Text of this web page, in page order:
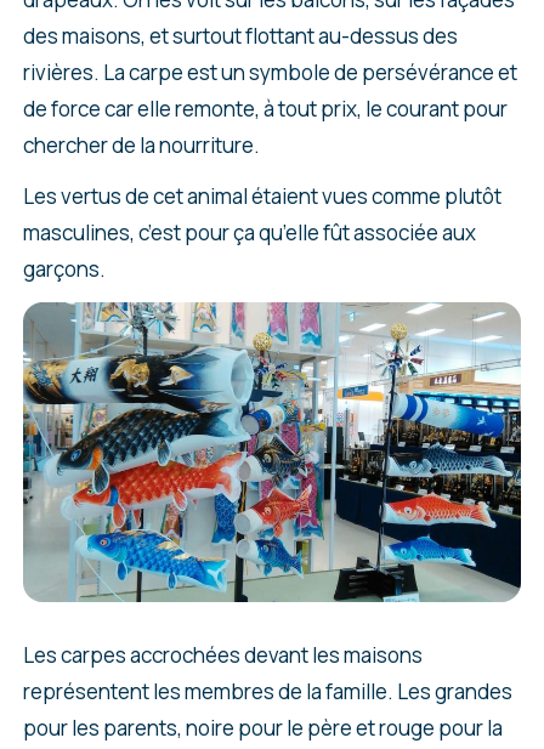
des maisons, et surtout flottant au-dessus des
rivières. La carpe est un symbole de persévérance et
de force car elle remonte, à tout prix, le courant pour
chercher de la nourriture.
Les vertus de cet animal étaient vues comme plutôt
masculines, c’est pour ça qu’elle fût associée aux
garçons.
Les carpes accrochées devant les maisons
représentent les membres de la famille. Les grandes
pour les parents, noire pour le père et rouge pour la